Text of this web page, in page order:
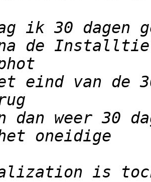
de Installtie
eind van de
dan weer 30